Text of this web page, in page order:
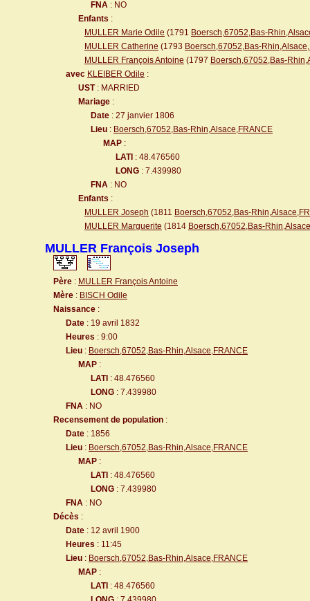
FNA : NO
Enfants :
MULLER Marie Odile (1791 Boersch,67052,Bas-
MULLER Catherine (1793 Boersch,67052,Bas-
MULLER François Antoine (1797 Boersch,67052,Bas-
avec KLEIBER Odile :
UST: MARRIED
Mariage :
Date : 27 janvier 1806
Lieu : Boersch,67052,Bas-Rhin,Alsace,FRANCE
MAP :
LATI : 48.476560
LONG : 7.439980
FNA : NO
Enfants :
MULLER Joseph (1811 Boersch,67052,Bas-
MULLER Marguerite (1814 Boersch,67052,Bas-
MULLER François Joseph
Père : MULLER François Antoine
Mère : BISCH Odile
Naissance :
Date : 19 avril 1832
Heures : 9:00
Lieu : Boersch,67052,Bas-Rhin,Alsace,FRANCE
MAP :
LATI : 48.476560
LONG : 7.439980
FNA : NO
Recensement de population :
Date : 1856
Lieu : Boersch,67052,Bas-Rhin,Alsace,FRANCE
MAP :
LATI : 48.476560
LONG : 7.439980
FNA : NO
Décès :
Date : 12 avril 1900
Heures : 11:45
Lieu : Boersch,67052,Bas-Rhin,Alsace,FRANCE
MAP :
LATI : 48.476560